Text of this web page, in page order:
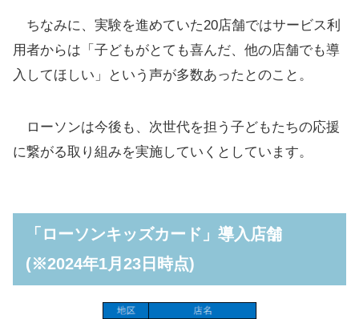
ちなみに、実験を進めていた20店舗ではサービス利
用者からは「子どもがとても喜んだ、他の店舗でも導
入してほしい」という声が多数あったとのこと。
ローソンは今後も、次世代を担う子どもたちの応援
に繋がる取り組みを実施していくとしています。
「ローソンキッズカード」導入店舗
(※2024年1月23日時点)